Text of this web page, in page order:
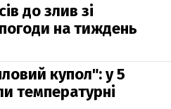
до злив зі
на тиждень
купол": у 5
температурні